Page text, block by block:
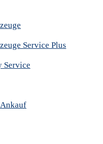
Service Plus
Service